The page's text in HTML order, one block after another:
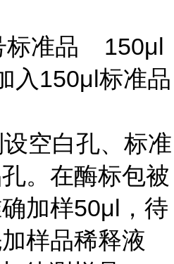
标准品 150μl
入150μl标准品
空白孔、标准
。在酶标包被
加样50μl，待
样品稀释液